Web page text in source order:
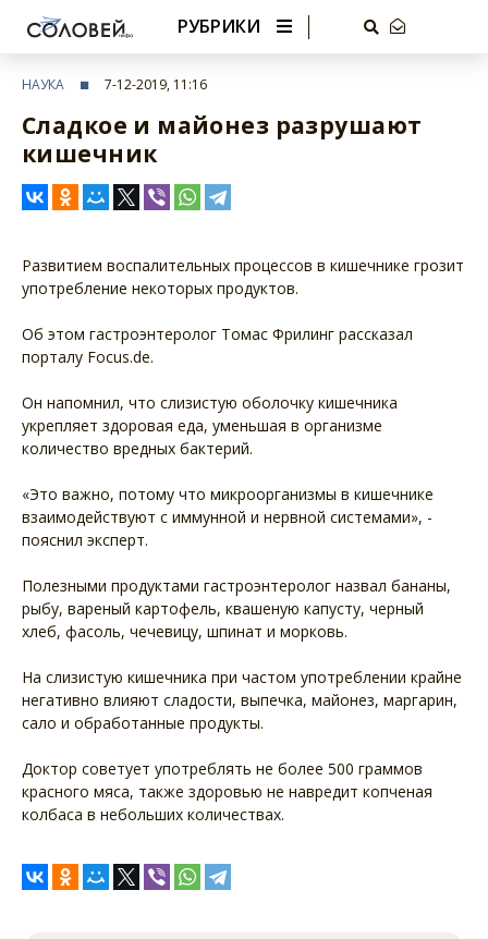
РУБРИКИ
НАУКА 7-12-2019, 11:16
Сладкое и майонез разрушают
кишечник
Развитием воспалительных процессов в кишечнике грозит
употребление некоторых продуктов.
Об этом гастроэнтеролог Томас Фрилинг рассказал
порталу Focus.de.
Он напомнил, что слизистую оболочку кишечника
укрепляет здоровая еда, уменьшая в организме
количество вредных бактерий.
«Это важно, потому что микроорганизмы в кишечнике
взаимодействуют с иммунной и нервной системами», -
пояснил эксперт.
Полезными продуктами гастроэнтеролог назвал бананы,
рыбу, вареный картофель, квашеную капусту, черный
хлеб, фасоль, чечевицу, шпинат и морковь.
На слизистую кишечника при частом употреблении крайне
негативно влияют сладости, выпечка, майонез, маргарин,
сало и обработанные продукты.
Доктор советует употреблять не более 500 граммов
красного мяса, также здоровью не навредит копченая
колбаса в небольших количествах.